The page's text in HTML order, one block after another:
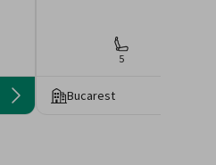
5
Bucarest